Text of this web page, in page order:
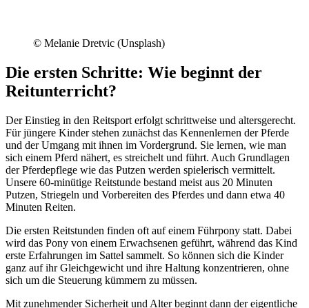
© Melanie Dretvic (Unsplash)
Die ersten Schritte: Wie beginnt der
Reitunterricht?
Der Einstieg in den Reitsport erfolgt schrittweise und altersgerecht.
Für jüngere Kinder stehen zunächst das Kennenlernen der Pferde
und der Umgang mit ihnen im Vordergrund. Sie lernen, wie man
sich einem Pferd nähert, es streichelt und führt. Auch Grundlagen
der Pferdepflege wie das Putzen werden spielerisch vermittelt.
Unsere 60-minütige Reitstunde bestand meist aus 20 Minuten
Putzen, Striegeln und Vorbereiten des Pferdes und dann etwa 40
Minuten Reiten.
Die ersten Reitstunden finden oft auf einem Führpony statt. Dabei
wird das Pony von einem Erwachsenen geführt, während das Kind
erste Erfahrungen im Sattel sammelt. So können sich die Kinder
ganz auf ihr Gleichgewicht und ihre Haltung konzentrieren, ohne
sich um die Steuerung kümmern zu müssen.
Mit zunehmender Sicherheit und Alter beginnt dann der eigentliche